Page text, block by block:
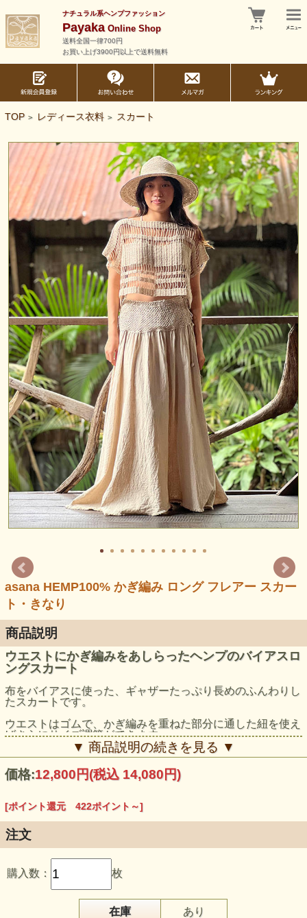
ナチュラル系ヘンプファッション
PayakaOnline Shop
送料全国一律700円
お買い上げ3900円以上で送料無料
TOP > レディース衣料 > スカート
asana HEMP100% かぎ編み ロング フレアー スカー
ト・きなり
商品説明
ウエストにかぎ編みをあしらったヘンプのバイアスロ
ングスカート
布をバイアスに使った、ギャザーたっぷり長めのふんわりし
たスカートです。
ウエストはゴムで、かぎ編みを重ねた部分に通した紐を使え
ばさらにサイズ調節ができます。
ベアトップとして1枚で着てもスタイル良く決まりますよー♪
モデル身長：159cm
▼ 商品説明の続きを見る ▼
価格:12,800円(税込 14,080円)
[ポイント還元 422ポイント～]
注文
購入数： 枚
在庫 あり